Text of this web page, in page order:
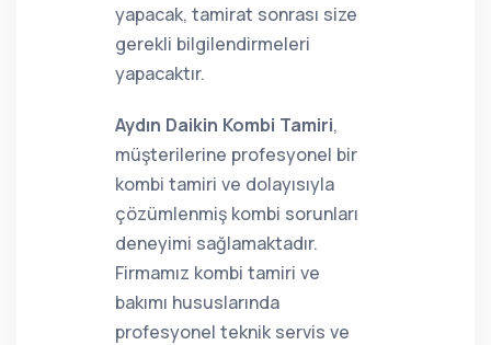
yapacak, tamirat sonrası size
gerekli bilgilendirmeleri
yapacaktır.
Aydın Daikin Kombi Tamiri,
müşterilerine profesyonel bir
kombi tamiri ve dolayısıyla
çözümlenmiş kombi sorunları
deneyimi sağlamaktadır.
Firmamız kombi tamiri ve
bakımı hususlarında
profesyonel teknik servis ve